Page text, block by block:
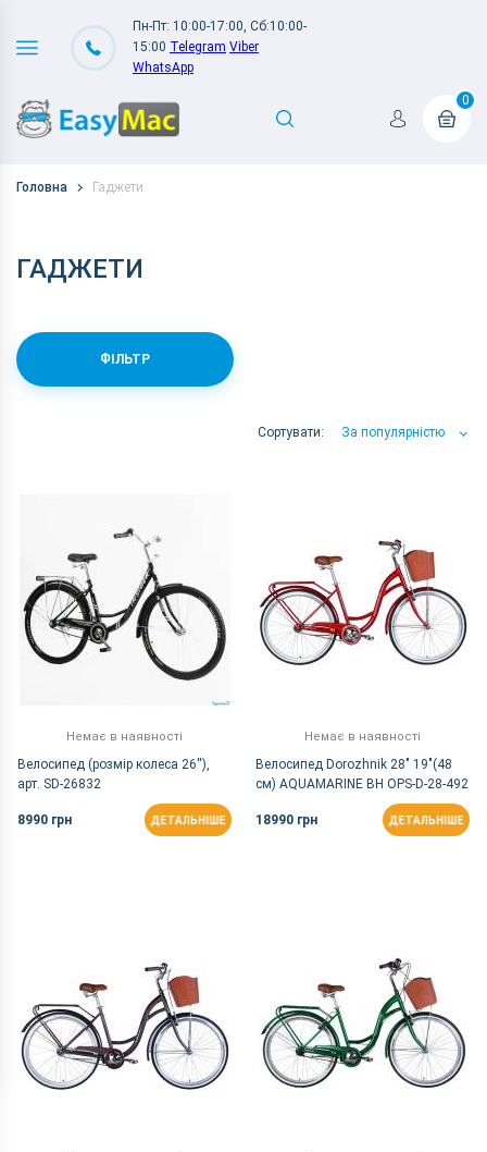
Пн-Пт: 10:00-17:00, Сб:10:00-
15:00 Telegram Viber
WhatsApp
0
Головна Гаджети
ГАДЖЕТИ
ФІЛЬТР
Сортувати: За популярністю
За популярністю
Немає в наявності
Велосипед (розмір колеса 26''),
арт. SD-26832
8990 грн ДЕТАЛЬНІШЕ
Немає в наявності
Велосипед Dorozhnik 28" 19"(48
см) AQUAMARINE BH OPS-D-28-492
18990 грн
ДЕТАЛЬНІШЕ